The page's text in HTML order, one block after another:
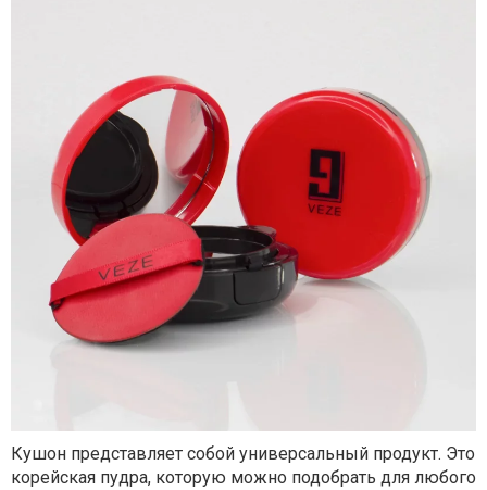
Кушон представляет собой универсальный продукт. Это
корейская пудра, которую можно подобрать для любого